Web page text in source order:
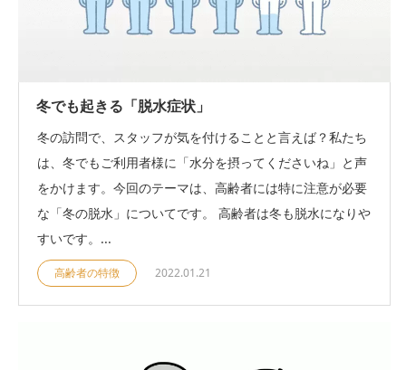
冬でも起きる「脱水症状」
冬の訪問で、スタッフが気を付けることと言えば？私たち
は、冬でもご利用者様に「水分を摂ってくださいね」と声
をかけます。今回のテーマは、高齢者には特に注意が必要
な「冬の脱水」についてです。 高齢者は冬も脱水になりや
すいです。...
高齢者の特徴 2022.01.21